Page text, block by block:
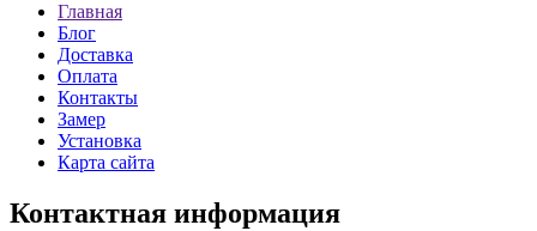
Главная
Блог
Доставка
Оплата
Контакты
Замер
Установка
Карта сайта
Контактная информация